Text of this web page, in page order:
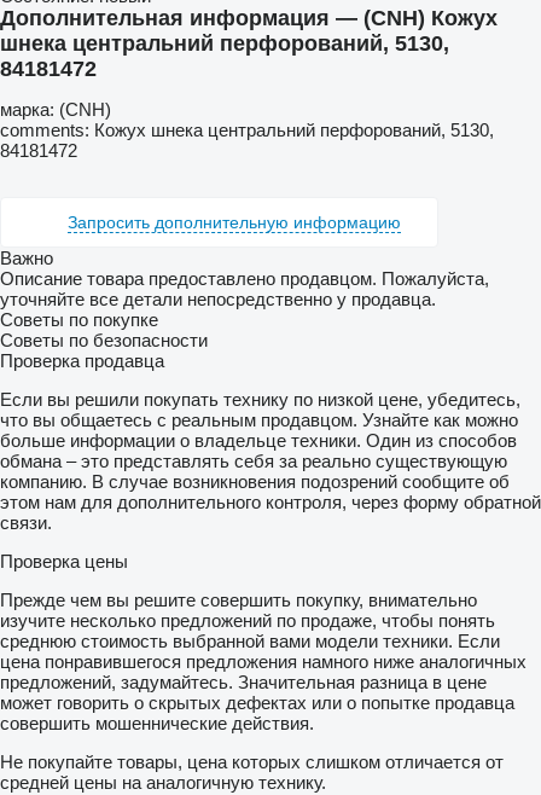
Дополнительная информация — (CNH) Кожух
шнека центральний перфорований, 5130,
84181472
марка: (CNH)
comments: Кожух шнека центральний перфорований, 5130,
84181472
Запросить дополнительную информацию
Важно
Описание товара предоставлено продавцом. Пожалуйста,
уточняйте все детали непосредственно у продавца.
Советы по покупке
Советы по безопасности
Проверка продавца
Если вы решили покупать технику по низкой цене, убедитесь,
что вы общаетесь с реальным продавцом. Узнайте как можно
больше информации о владельце техники. Один из способов
обмана – это представлять себя за реально существующую
компанию. В случае возникновения подозрений сообщите об
этом нам для дополнительного контроля, через форму обратной
связи.
Проверка цены
Прежде чем вы решите совершить покупку, внимательно
изучите несколько предложений по продаже, чтобы понять
среднюю стоимость выбранной вами модели техники. Если
цена понравившегося предложения намного ниже аналогичных
предложений, задумайтесь. Значительная разница в цене
может говорить о скрытых дефектах или о попытке продавца
совершить мошеннические действия.
Не покупайте товары, цена которых слишком отличается от
средней цены на аналогичную технику.